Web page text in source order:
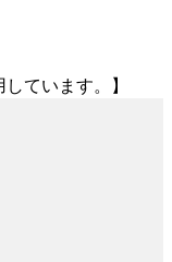
ています。】